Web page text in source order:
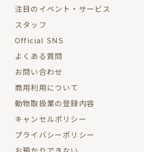
注目のイベント・サービス
スタッフ
Official SNS
よくある質問
お問い合わせ
商用利用について
動物取扱業の登録内容
キャンセルポリシー
プライバシーポリシー